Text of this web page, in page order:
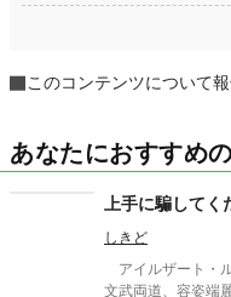
このコンテンツについて
あなたにおすすめ
上手に騙して
しきど
アイルザート・
文武両道、容姿端